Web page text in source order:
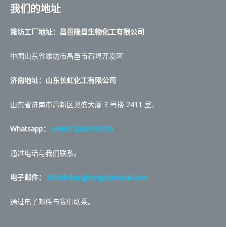
我们的地址
潍坊工厂地址：昌邑隆昌生物化工有限公司
中国山东省潍坊市昌邑市石埠开发区
济南地址：山东长虹化工有限公司
山东省济南市高新区奥盛大厦 3 号楼 2411 室。
Whatsapp： (+86)13256193735
通过电话与我们联系。
电子邮件： info@changhongchemical.com
通过电子邮件与我们联系。